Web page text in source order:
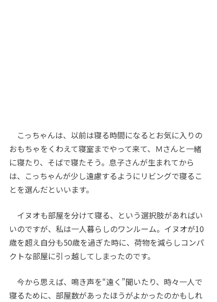
こっちゃんは、以前は寝る時間になるとお気に入りの
おもちゃをくわえて寝室までやって来て、Ｍさんと一緒
に寝たり、そばで寝たそう。息子さんが生まれてから
は、こっちゃんが少し遠慮するようにリビングで寝るこ
とを選んだといいます。
イヌオも部屋を分けて寝る、という選択肢があればい
いのですが、私は一人暮らしのワンルーム。イヌオが10
歳を超え自分も50歳を過ぎた時に、荷物を減らしコンパ
クトな部屋に引っ越してしまったのです。
今から思えば、鳴き声を“遠く”聞いたり、時々一人で
寝るために、部屋数があったほうがよかったのかもしれ